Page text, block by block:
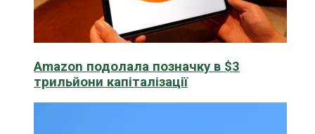
Amazon подолала позначку в $3
трильйони капіталізації